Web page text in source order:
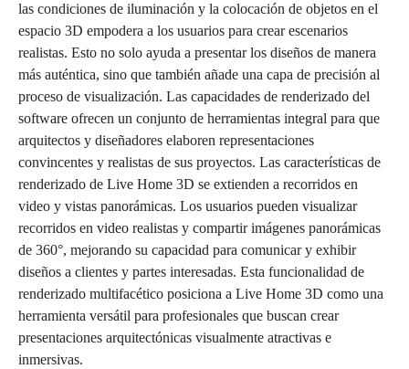
las condiciones de iluminación y la colocación de objetos en el
espacio 3D empodera a los usuarios para crear escenarios
realistas. Esto no solo ayuda a presentar los diseños de manera
más auténtica, sino que también añade una capa de precisión al
proceso de visualización. Las capacidades de renderizado del
software ofrecen un conjunto de herramientas integral para que
arquitectos y diseñadores elaboren representaciones
convincentes y realistas de sus proyectos. Las características de
renderizado de Live Home 3D se extienden a recorridos en
video y vistas panorámicas. Los usuarios pueden visualizar
recorridos en video realistas y compartir imágenes panorámicas
de 360°, mejorando su capacidad para comunicar y exhibir
diseños a clientes y partes interesadas. Esta funcionalidad de
renderizado multifacético posiciona a Live Home 3D como una
herramienta versátil para profesionales que buscan crear
presentaciones arquitectónicas visualmente atractivas e
inmersivas.